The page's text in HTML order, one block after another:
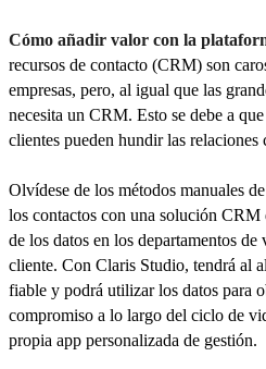
Cómo añadir valor con la
recursos de contacto (CRM) son
empresas, pero, al igual que las
necesita un CRM. Esto se debe a
clientes pueden hundir las relaciones
Olvídese de los métodos manuales
los contactos con una solución
de los datos en los departamentos
cliente. Con Claris Studio, tendrá al
fiable y podrá utilizar los datos para
compromiso a lo largo del ciclo de
propia app personalizada de gestión.